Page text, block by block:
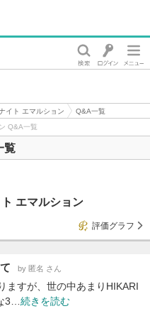
イト エマルション
Q&A一覧
Q&A一覧
覧
エマルション
評価グラフ
by 匿名 さん
ますが、世の中あまりHIKARI
3… 続きを読む